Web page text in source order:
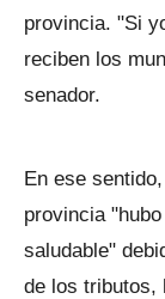
provincia. "Si
reciben los
senador.
En ese
provincia
saludable"
de los tributos,